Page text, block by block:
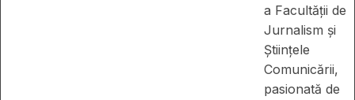
a Facultății de
Jurnalism și
Științele
Comunicării,
pasionată de